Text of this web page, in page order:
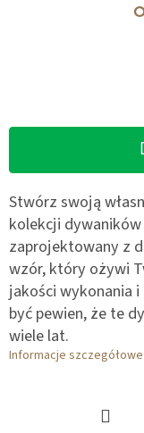
Stwórz swoją
kolekcji dywaników
zaprojektowany z
wzór, który ożywi
jakości wykonania
być pewien, że te
wiele lat.
Informacje szczegółowe